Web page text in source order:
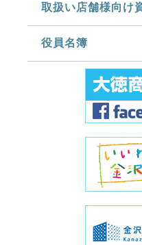
取扱い店舗様向け
役員名簿